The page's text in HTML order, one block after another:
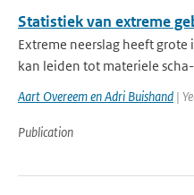
Statistiek van extreme
Extreme neerslag heeft
kan leiden tot materiele
Aart Overeem en Adri Buishand |
Publication